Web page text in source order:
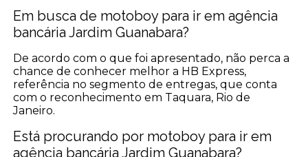
Em busca de motoboy para ir em agência
bancária Jardim Guanabara?
De acordo com o que foi apresentado, não perca a
chance de conhecer melhor a HB Express,
referência no segmento de entregas, que conta
com o reconhecimento em Taquara, Rio de
Janeiro.
Está procurando por motoboy para ir em
agência bancária Jardim Guanabara?